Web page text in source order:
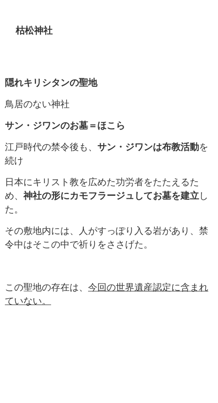
枯松神社
隠れキリシタンの聖地
鳥居のない神社
サン・ジワンのお墓＝ほこら
江戸時代の禁令後も、 サン・ジワンは布教活動を
続け
日本にキリスト教を広めた功労者をたたえるた
め、 神社の形にカモフラージュしてお墓を建立 し
た。
その敷地内には、人がすっぽり入る岩があり、禁
令中はそこの中で祈りをささげた。
この聖地の存在は、 今回の世界遺産認定に含まれ
ていない。